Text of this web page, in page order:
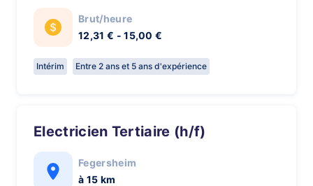
Brut/heure
12,31 € - 15,00 €
Intérim Entre 2 ans et 5 ans d'expérience
Electricien Tertiaire (h/f)
Fegersheim
à 15 km